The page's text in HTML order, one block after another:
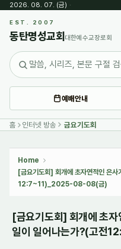
2026. 08. 07. (금) ·
EST. 2007
동탄명성교회 대한예수교장로회
예배안내
홈 인터넷 방송 금요기도회
Home
[금요기도회] 회개에 초자연적인 은
12:7~11)_2025-08-08(금)
[금요기도회] 회개에 초
일이 일어나는가?(고
Sketchbook5,